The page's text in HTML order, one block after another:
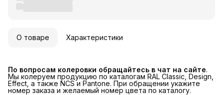
О товаре Характеристики
По вопросам колеровки обращайтесь в чат на сайте.
Мы колеруем продукцию по каталогам RAL Classic, Design,
Effect, а также NCS и Pantone. При обращении укажите
номер заказа и желаемый номер цвета по каталогу.